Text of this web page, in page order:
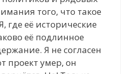
того, что такое
её исторические
её подлинное
Я не согласен
проект умер, он